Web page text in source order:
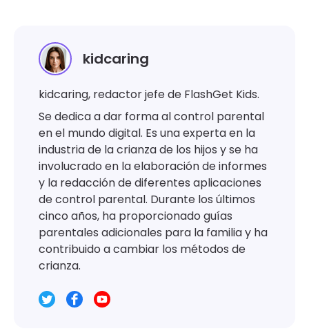
kidcaring
kidcaring, redactor jefe de FlashGet Kids.
Se dedica a dar forma al control parental
en el mundo digital. Es una experta en la
industria de la crianza de los hijos y se ha
involucrado en la elaboración de informes
y la redacción de diferentes aplicaciones
de control parental. Durante los últimos
cinco años, ha proporcionado guías
parentales adicionales para la familia y ha
contribuido a cambiar los métodos de
crianza.